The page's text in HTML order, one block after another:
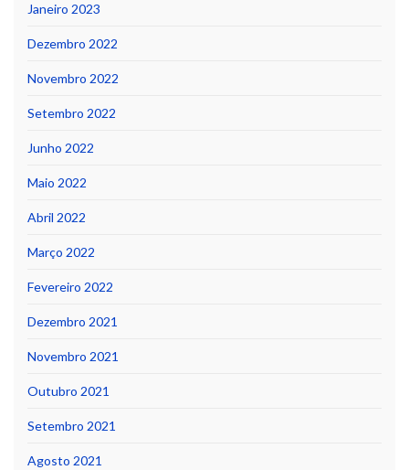
Janeiro 2023
Dezembro 2022
Novembro 2022
Setembro 2022
Junho 2022
Maio 2022
Abril 2022
Março 2022
Fevereiro 2022
Dezembro 2021
Novembro 2021
Outubro 2021
Setembro 2021
Agosto 2021